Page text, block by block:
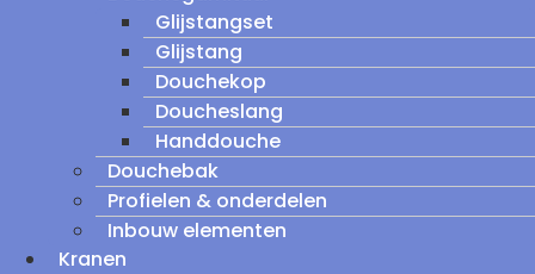
Glijstangset
Glijstang
Douchekop
Doucheslang
Handdouche
Douchebak
Profielen & onderdelen
Inbouw elementen
Kranen